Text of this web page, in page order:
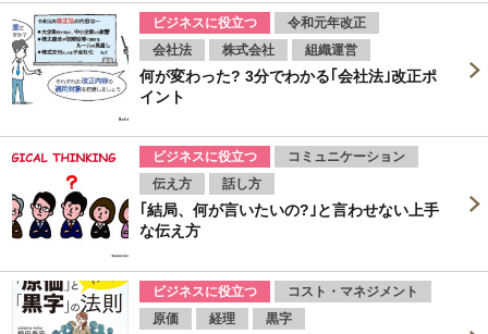
ビジネスに役立つ
令和元年改正
会社法
株式会社 組織運営
何が変わった? 3分でわかる｢会社法｣改正ポ
イント
ビジネスに役立つ
コミュニケーション
伝え方
話し方
｢結局、何が言いたいの?｣と言わせない上手
な伝え方
ビジネスに役立つ
コスト・マネジメント
原価
経理 黒字